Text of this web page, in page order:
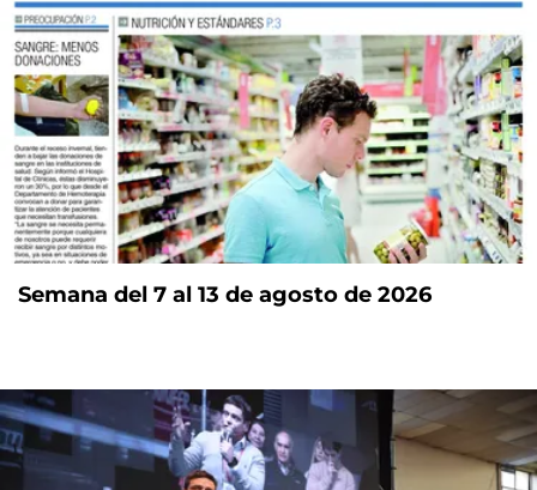
Semana del 7 al 13 de agosto de 2026